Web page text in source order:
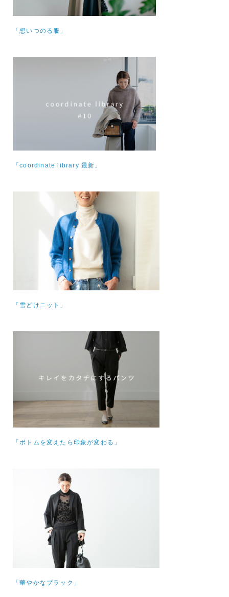
「想いつのる服」
「coordinate library 最新」
「雪どけニット」
「ボトムを変えたら印象が変わる」
「華やかなブラック」